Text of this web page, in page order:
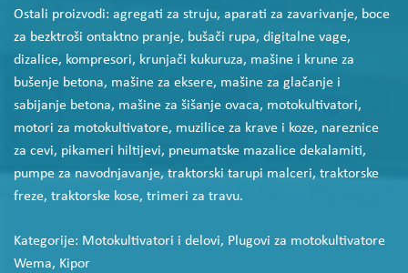
Ostali proizvodi: agregati za struju, aparati za zavarivanje, boce
za bezktroši ontaktno pranje, bušači rupa, digitalne vage,
dizalice, kompresori, krunjači kukuruza, mašine i krune za
bušenje betona, mašine za eksere, mašine za glačanje i
sabijanje betona, mašine za šišanje ovaca, motokultivatori,
motori za motokultivatore, muzilice za krave i koze, nareznice
za cevi, pikameri hiltijevi, pneumatske mazalice dekalamiti,
pumpe za navodnjavanje, traktorski tarupi malceri, traktorske
freze, traktorske kose, trimeri za travu.
Kategorije: Motokultivatori i delovi, Plugovi za motokultivatore
Wema, Kipor